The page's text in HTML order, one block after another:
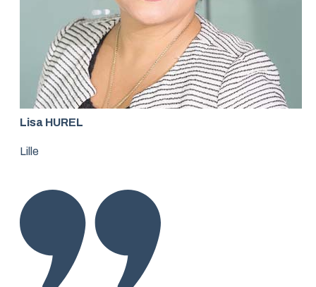
Lisa HUREL
Lille